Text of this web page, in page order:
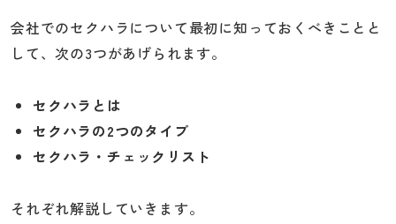
会社でのセクハラについて最初に知っておくべきことと
して、次の3つがあげられます。
セクハラとは
セクハラの2つのタイプ
セクハラ・チェックリスト
それぞれ解説していきます。